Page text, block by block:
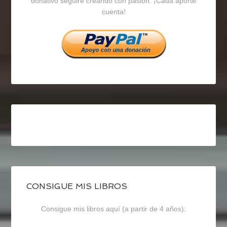
Facebook
Twitter
Instagram
cuenta!
CONSIGUE MIS LIBROS
Consigue mis libros aquí (a partir de 4 años):